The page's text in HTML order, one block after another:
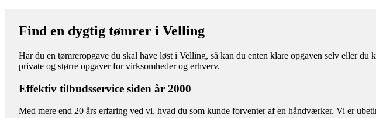
Find en dygtig tømrer i Velling
Har du en tømreropgave du skal have løst i Velling, så kan du enten klare opgaven selv eller
private og større opgaver for virksomheder og erhverv.
Effektiv tilbudsservice siden år 2000
Med mere end 20 års erfaring ved vi, hvad du som kunde forventer af en håndværker. Vi er